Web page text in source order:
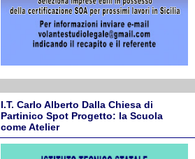
I.T. Carlo Alberto Dalla Chiesa di
Partinico Spot Progetto: la Scuola
come Atelier